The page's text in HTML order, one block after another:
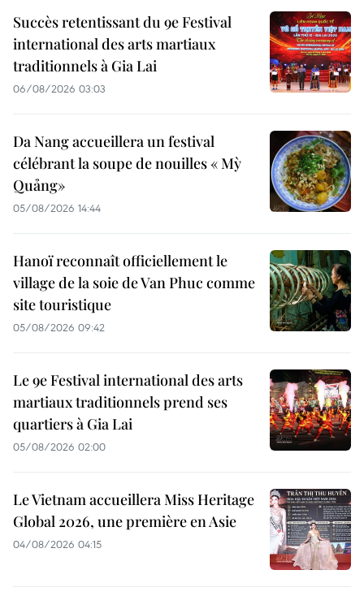
Succès retentissant du 9e Festival
international des arts martiaux
traditionnels à Gia Lai
06/08/2026 03:03
Da Nang accueillera un festival
célébrant la soupe de nouilles « Mỳ
Quảng»
05/08/2026 14:44
Hanoï reconnaît officiellement le
village de la soie de Van Phuc comme
site touristique
05/08/2026 09:42
Le 9e Festival international des arts
martiaux traditionnels prend ses
quartiers à Gia Lai
05/08/2026 02:00
Le Vietnam accueillera Miss Heritage
Global 2026, une première en Asie
04/08/2026 04:15